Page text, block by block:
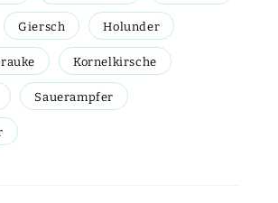
Giersch Holunder
Kornelkirsche
Sauerampfer